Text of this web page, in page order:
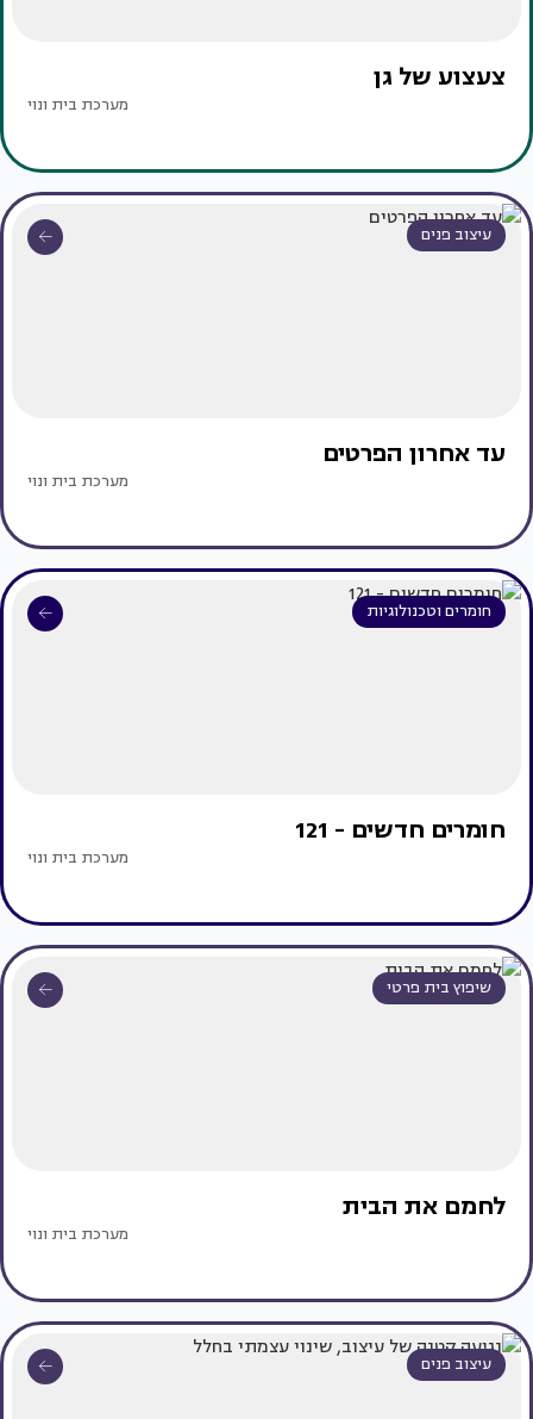
צעצוע של גן
מערכת בית ונוי
עיצוב פנים
עד אחרון הפרטים
מערכת בית ונוי
חומרים וטכנולוגיות
חומרים חדשים - 121
מערכת בית ונוי
שיפוץ בית פרטי
לחמם את הבית
מערכת בית ונוי
עיצוב פנים